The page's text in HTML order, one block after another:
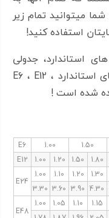
میتوانید تمام زیر
استفاده کنید!
استاندارد، جدولی
شامل تمام مقاومت های پایه رنج های استاندارد E6 ، E12 ،
1.50
1.00
E6
1.80
1.50
1.20
1.00
E12
1.30
1.20
1.10
1.00
E24
4.30
3.90
3.60
3.30
1.15
1.10
1.05
1.00
E48